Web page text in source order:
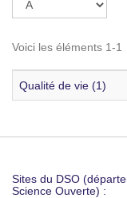
Voici les éléments 1-1
Qualité de vie (1)
Sites du DSO
Science Ouverte) :